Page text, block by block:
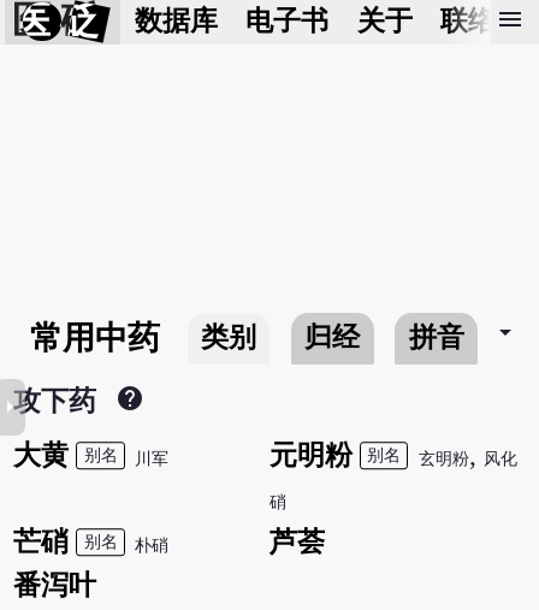
医 砭 数据库 电子书 关于 联络我
menu
常用中药 类别 归经 拼音 arrow_drop_down
攻下药 help
大黄 别名 川军 元明粉 别名 玄明粉, 风化
硝
芒硝 别名 朴硝
芦荟
番泻叶